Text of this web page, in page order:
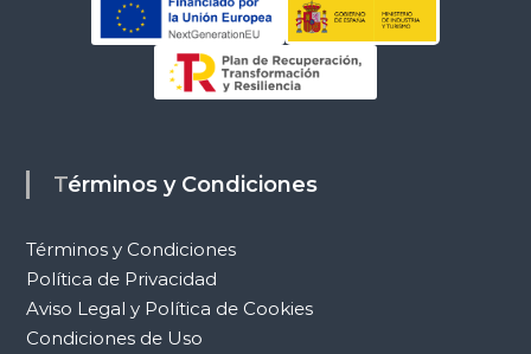
Términos y Condiciones
Términos y Condiciones
Política de Privacidad
Aviso Legal y Política de Cookies
Condiciones de Uso